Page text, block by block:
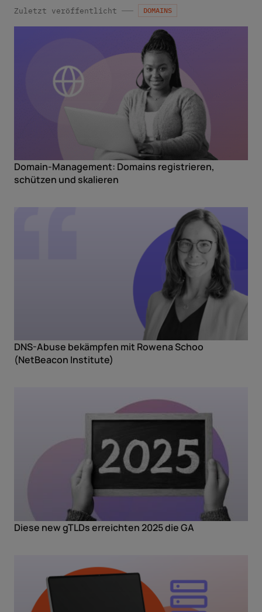
Zuletzt veröffentlicht DOMAINS
Domain-Management: Domains registrieren,
schützen und skalieren
DNS-Abuse bekämpfen mit Rowena Schoo
(NetBeacon Institute)
Diese new gTLDs erreichten 2025 die GA